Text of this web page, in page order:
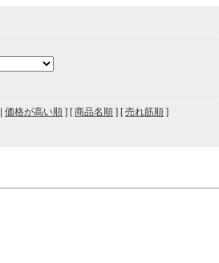
価格が高い順 ] [商品名順 ] [売れ筋順 ]